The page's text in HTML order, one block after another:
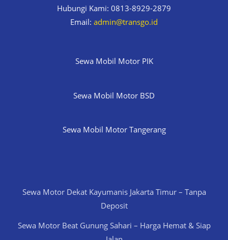
Hubungi Kami: 0813-8929-2879
Email: admin@transgo.id
Sewa Mobil Motor PIK
Sewa Mobil Motor BSD
Sewa Mobil Motor Tangerang
Sewa Motor Dekat Kayumanis Jakarta Timur – Tanpa
Deposit
Sewa Motor Beat Gunung Sahari – Harga Hemat & Siap